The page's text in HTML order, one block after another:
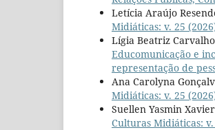
Letícia Araújo
Midiáticas: v. 25
Lígia Beatriz
Educomunicação e
representação de
Ana Carolyna
Midiáticas: v. 25
Suellen Yasmin
Culturas Midiáticas: